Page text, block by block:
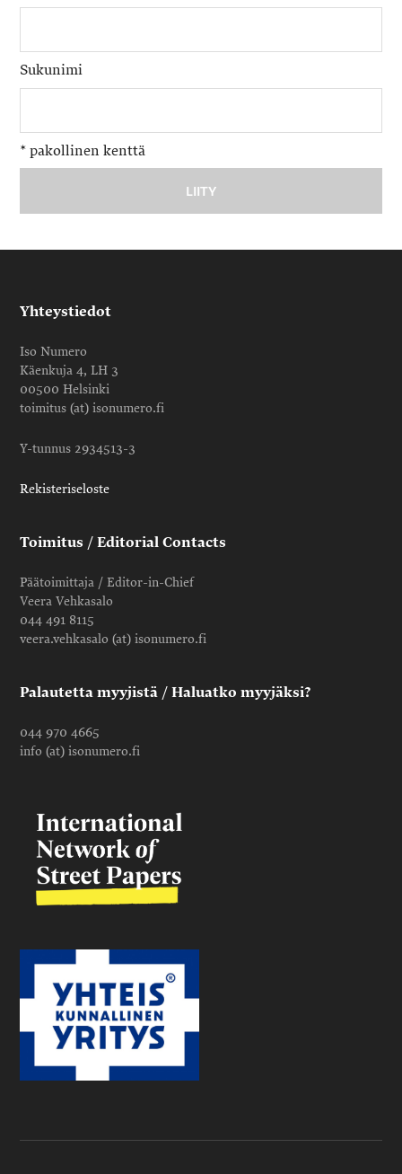
Sukunimi
* pakollinen kenttä
Yhteystiedot
Iso Numero
Käenkuja 4, LH 3
00500 Helsinki
toimitus (at) isonumero.fi
Y-tunnus 2934513-3
Rekisteriseloste
Toimitus / Editorial Contacts
Päätoimittaja / Editor-in-Chief
Veera Vehkasalo
044 491 8115
veera.vehkasalo (at) isonumero.fi
Palautetta myyjistä / Haluatko myyjäksi?
044 970 4665
info (at) isonumero.fi